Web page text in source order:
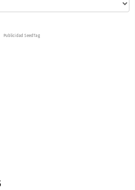
Publicidad SeedTag